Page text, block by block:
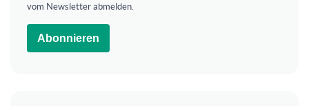
vom Newsletter abmelden.
Abonnieren